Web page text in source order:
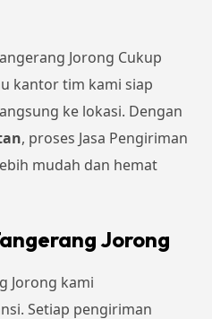
Jorong Cukup
kantor tim kami siap
ke lokasi. Dengan
, proses Jasa Pengiriman
mudah dan hemat
Jorong
Jorong kami
Setiap pengiriman